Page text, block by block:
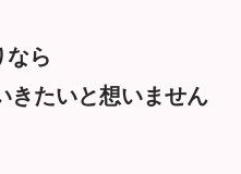
なら
きたいと想いません